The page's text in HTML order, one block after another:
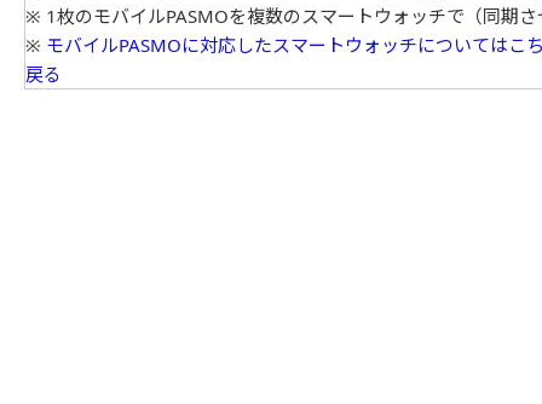
※ 1枚のモバイルPASMOを複数のスマートウォッチで（同期
※ モバイルPASMOに対応したスマートウォッチについてはこ
戻る